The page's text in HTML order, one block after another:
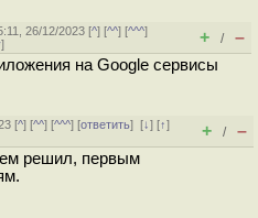
26/12/2023 [^] [^^] [^^^]
] + / –
на Google сервисы
[^] [^^] [^^^] [ответить][↓] [↑]
+ / –
решил, первым